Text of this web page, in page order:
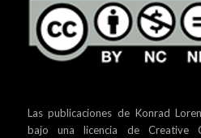
Las publicaciones de Konrad
bajo unalicencia de Creative